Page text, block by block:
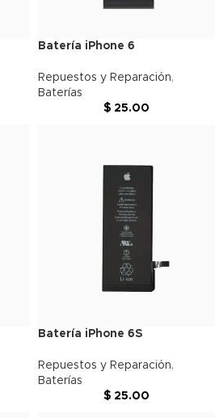
Batería iPhone 6
Repuestos y Reparación,
Baterías
$ 25.00
Batería iPhone 6S
Repuestos y Reparación,
Baterías
$ 25.00